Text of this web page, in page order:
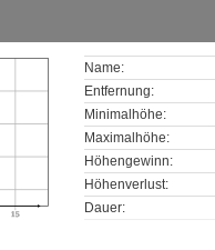
15
Name:
Entfernung:
Minimalhöhe:
Maximalhöhe:
Höhengewinn:
Höhenverlust:
Dauer: